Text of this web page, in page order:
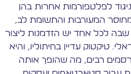
לפלטפורמות אחרות בהן
המעורבות והתשומת לב,
לכל אחד יש הזדמנות ליצור
טיקטוק עדיין בחיתוליו, והיא
רבים, מה שהופך אותה